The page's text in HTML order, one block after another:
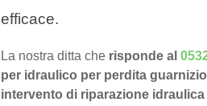
efficace.
La nostra ditta che risponde al
per idraulico per perdita
intervento di riparazione